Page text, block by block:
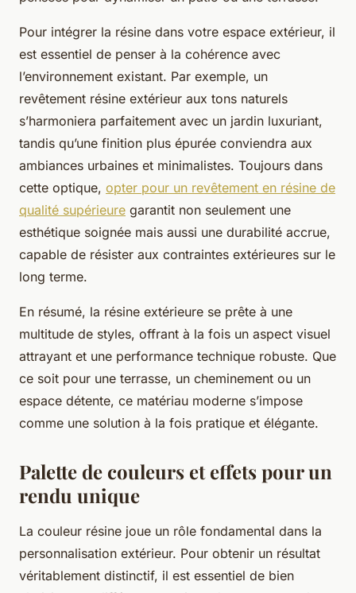
Pour intégrer la résine dans votre espace extérieur, il
est essentiel de penser à la cohérence avec
l’environnement existant. Par exemple, un
revêtement résine extérieur aux tons naturels
s’harmoniera parfaitement avec un jardin luxuriant,
tandis qu’une finition plus épurée conviendra aux
ambiances urbaines et minimalistes. Toujours dans
cette optique, opter pour un revêtement en résine de
qualité supérieure garantit non seulement une
esthétique soignée mais aussi une durabilité accrue,
capable de résister aux contraintes extérieures sur le
long terme.
En résumé, la résine extérieure se prête à une
multitude de styles, offrant à la fois un aspect visuel
attrayant et une performance technique robuste. Que
ce soit pour une terrasse, un cheminement ou un
espace détente, ce matériau moderne s’impose
comme une solution à la fois pratique et élégante.
Palette de couleurs et effets pour un
rendu unique
La couleur résine joue un rôle fondamental dans la
personnalisation extérieur. Pour obtenir un résultat
véritablement distinctif, il est essentiel de bien